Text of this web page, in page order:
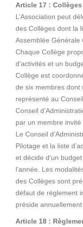
Article 17 : Collèges
L’Association peut
des Collèges dont la
Assemblée Générale
Chaque Collège
d’activités et un
Collège est
de six membres dont
représenté au
Conseil
par un membre invité
Le Conseil
Pilotage et la liste
et décide d’un
l’année. Les
des Collèges sont
défaut de règlement
préside
Article 18 :